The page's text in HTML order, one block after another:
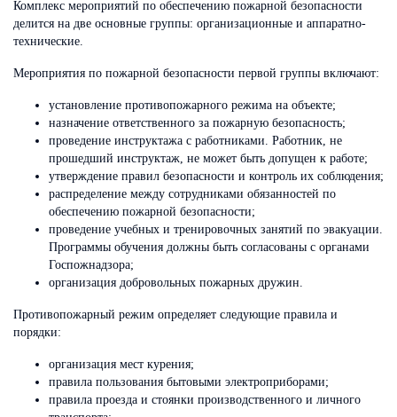
Комплекс мероприятий по обеспечению пожарной безопасности
делится на две основные группы: организационные и аппаратно-
технические.
Мероприятия по пожарной безопасности первой группы включают:
установление противопожарного режима на объекте;
назначение ответственного за пожарную безопасность;
проведение инструктажа с работниками. Работник, не
прошедший инструктаж, не может быть допущен к работе;
утверждение правил безопасности и контроль их соблюдения;
распределение между сотрудниками обязанностей по
обеспечению пожарной безопасности;
проведение учебных и тренировочных занятий по эвакуации.
Программы обучения должны быть согласованы с органами
Госпожнадзора;
организация добровольных пожарных дружин.
Противопожарный режим определяет следующие правила и
порядки:
организация мест курения;
правила пользования бытовыми электроприборами;
правила проезда и стоянки производственного и личного